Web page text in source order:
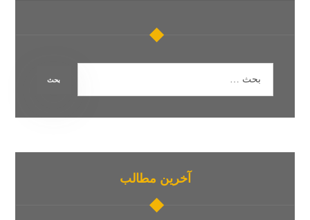
آخرین مطالب